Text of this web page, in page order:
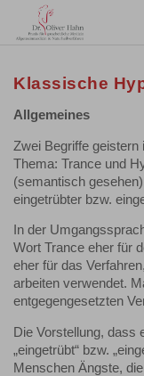
Klassische
Allgemeines
Zwei Begriffe
Thema: Trance und
(semantisch
eingetrübter bzw.
In der
Wort Trance eher für
eher für das
arbeiten verwendet.
entgegengesetzten
Die Vorstellung, dass
„eingetrübt“ bzw.
Menschen Ängste,